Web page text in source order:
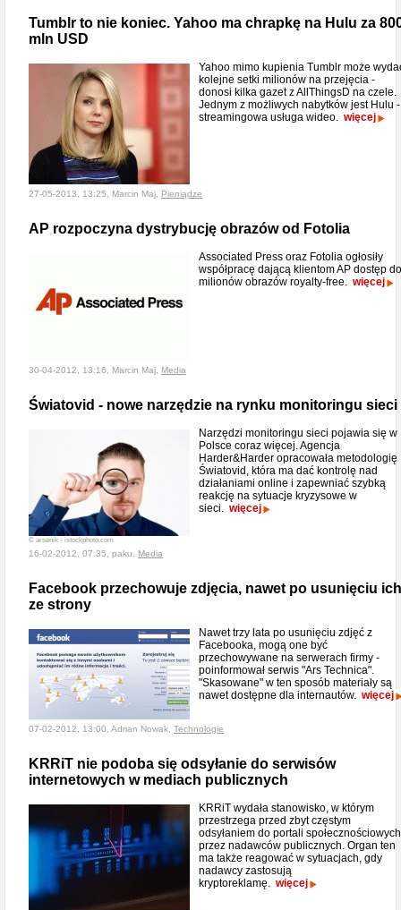
Tumblr to nie koniec. Yahoo ma chrapkę na Hulu za
mln USD
Yahoo mimo kupienia Tumblr może
kolejne setki milionów na przejęcia -
donosi kilka gazet z AllThingsD na czele.
Jednym z możliwych nabytków jest Hulu -
streamingowa usługa wideo. więcej
27-05-2013, 13:25, Marcin Maj, Pieniądze
AP rozpoczyna dystrybucję obrazów od Fotolia
Associated Press oraz Fotolia ogłosiły
współpracę dającą klientom AP dostęp do
milionów obrazów royalty-free. więcej
30-04-2012, 13:16, Marcin Maj, Media
Światovid - nowe narzędzie na rynku monitoringu sieci
© arsenik - istockphoto.com
Narzędzi monitoringu sieci pojawia się w
Polsce coraz więcej. Agencja
Harder&Harder opracowała metodologię
Światovid, która ma dać kontrolę nad
działaniami online i zapewniać szybką
reakcję na sytuacje kryzysowe w
sieci. więcej
16-02-2012, 07:35, paku, Media
Facebook przechowuje zdjęcia, nawet po usunięciu ich
ze strony
Nawet trzy lata po usunięciu zdjęć z
Facebooka, mogą one być
przechowywane na serwerach firmy -
poinformował serwis "Ars Technica".
"Skasowane" w ten sposób materiały są
nawet dostępne dla internautów. więcej
07-02-2012, 13:00, Adrian Nowak, Technologie
KRRiT nie podoba się odsyłanie do serwisów
internetowych w mediach publicznych
KRRiT wydała stanowisko, w którym
przestrzega przed zbyt częstym
odsyłaniem do portali społecznościowych
przez nadawców publicznych. Organ ten
ma także reagować w sytuacjach, gdy
nadawcy zastosują
kryptoreklamę. więcej